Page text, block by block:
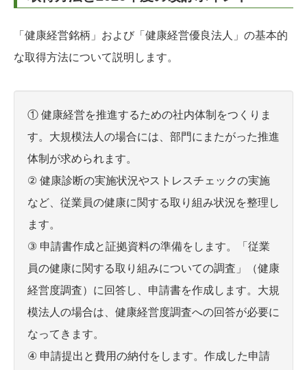
「健康経営銘柄」および「健康経営優良法人」の基本的
な取得方法について説明します。
① 健康経営を推進するための社内体制をつくりま
す。大規模法人の場合には、部門にまたがった推進
体制が求められます。
② 健康診断の実施状況やストレスチェックの実施
など、従業員の健康に関する取り組み状況を整理し
ます。
③ 申請書作成と証拠資料の準備をします。「従業
員の健康に関する取り組みについての調査」（健康
経営度調査）に回答し、申請書を作成します。大規
模法人の場合は、健康経営度調査への回答が必要に
なってきます。
④ 申請提出と費用の納付をします。作成した申請